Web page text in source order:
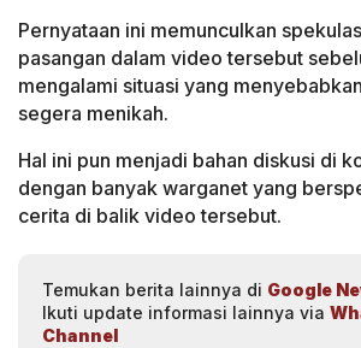
Pernyataan ini memunculkan
pasangan dalam video tersebut
mengalami situasi yang
segera menikah.
Hal ini pun menjadi bahan diskusi di
dengan banyak warganet yang
cerita di balik video tersebut.
Temukan berita lainnya di Google
Ikuti update informasi lainnya via
Channel